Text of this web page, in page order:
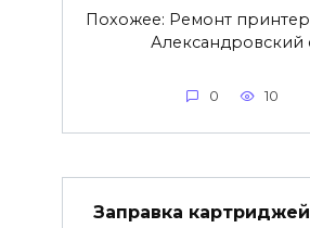
Похожее: Ремонт
Александровский
0 10
Заправка